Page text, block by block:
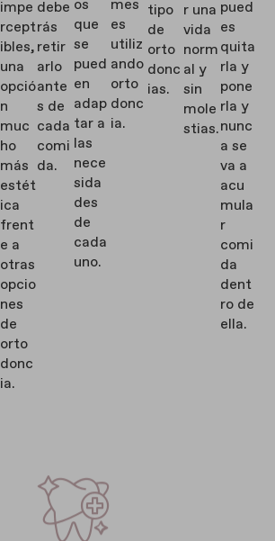
impe
rcept
ibles,
una
opció
n
muc
ho
más
estét
ica
frent
e a
otras
opcio
nes
de
orto
donc
ia.
debe
rás
retir
arlo
ante
s de
cada
comi
da.
os
que
se
pued
en
adap
tar a
las
nece
sida
des
de
cada
uno.
mes
es
utiliz
ando
orto
donc
ia.
tipo
de
orto
donc
ias.
r una
vida
norm
al y
sin
mole
stias.
pued
es
quita
rla y
pone
rla y
nunc
a se
va a
acu
mula
r
comi
da
dent
ro de
ella.